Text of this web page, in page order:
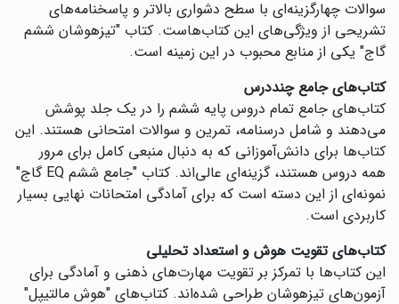
سوالات چهارگزینه‌ای با سطح دشواری بالاتر و پاسخنامه‌های
تشریحی از ویژگی‌های این کتاب‌هاست. کتاب "تیزهوشان ششم
گاج" یکی از منابع محبوب در این زمینه است.
کتاب‌های جامع چنددرس
کتاب‌های جامع تمام دروس پایه ششم را در یک جلد پوشش
می‌دهند و شامل درسنامه، تمرین و سوالات امتحانی هستند. این
کتاب‌ها برای دانش‌آموزانی که به دنبال منبعی کامل برای مرور
همه دروس هستند، گزینه‌ای عالی‌اند. کتاب "جامع ششم EQ گاج"
نمونه‌ای از این دسته است که برای آمادگی امتحانات نهایی بسیار
کاربردی است.
کتاب‌های تقویت هوش و استعداد تحلیلی
این کتاب‌ها با تمرکز بر تقویت مهارت‌های ذهنی و آمادگی برای
آزمون‌های تیزهوشان طراحی شده‌اند. کتاب‌های "هوش مالتیپل"